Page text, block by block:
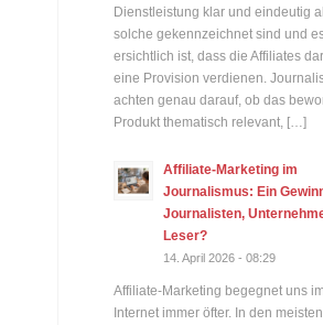
Dienstleistung klar und eindeutig
solche gekennzeichnet sind und
ersichtlich ist, dass die Affiliates
eine Provision verdienen.
achten genau darauf, ob das
Produkt thematisch relevant, […]
Affiliate-Marketing im
Journalismus: Ein
Journalisten,
Leser?
14. April 2026 - 08:29
Affiliate-Marketing begegnet uns im
Internet immer öfter. In den meisten